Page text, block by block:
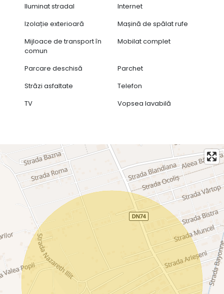
Iluminat stradal
Internet
Izolație exterioară
Mașină de spălat rufe
Mijloace de transport în
comun
Mobilat complet
Parcare deschisă
Parchet
Străzi asfaltate
Telefon
TV
Vopsea lavabilă